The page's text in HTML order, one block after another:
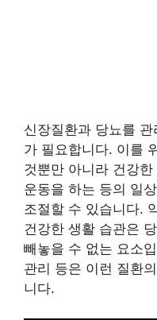
신장질환과 당뇨를
가 필요합니다. 이를
것뿐만 아니라 건강
운동을 하는 등의 일
조절할 수 있습니다.
건강한 생활 습관은
빼놓을 수 없는 요소
관리 등은 이런 질환
니다.